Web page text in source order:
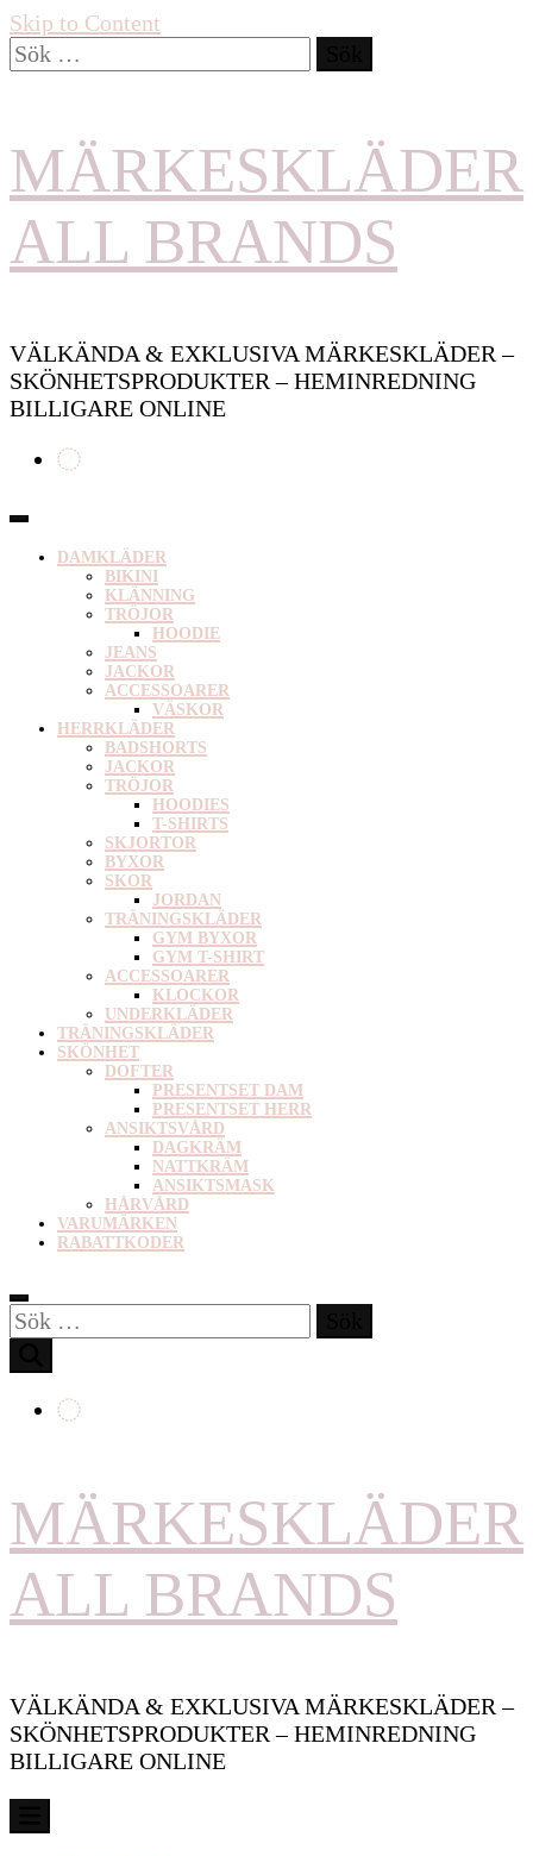
Skip to Content
Sök
efter:
MÄRKESKLÄDER
ALL BRANDS
VÄLKÄNDA & EXKLUSIVA MÄRKESKLÄDER –
SKÖNHETSPRODUKTER – HEMINREDNING
BILLIGARE ONLINE
DAMKLÄDER
BIKINI
KLÄNNING
TRÖJOR
HOODIE
JEANS
JACKOR
ACCESSOARER
VÄSKOR
HERRKLÄDER
BADSHORTS
JACKOR
TRÖJOR
HOODIES
T-SHIRTS
SKJORTOR
BYXOR
SKOR
JORDAN
TRÄNINGSKLÄDER
GYM BYXOR
GYM T-SHIRT
ACCESSOARER
KLOCKOR
UNDERKLÄDER
TRÄNINGSKLÄDER
SKÖNHET
DOFTER
PRESENTSET DAM
PRESENTSET HERR
ANSIKTSVÅRD
DAGKRÄM
NATTKRÄM
ANSIKTSMASK
HÅRVÅRD
VARUMÄRKEN
RABATTKODER
Sök
efter:
MÄRKESKLÄDER
ALL BRANDS
VÄLKÄNDA & EXKLUSIVA MÄRKESKLÄDER –
SKÖNHETSPRODUKTER – HEMINREDNING
BILLIGARE ONLINE